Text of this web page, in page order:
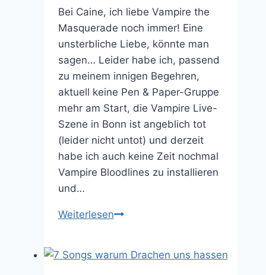
Bei Caine, ich liebe Vampire the
Masquerade noch immer! Eine
unsterbliche Liebe, könnte man
sagen… Leider habe ich, passend
zu meinem innigen Begehren,
aktuell keine Pen & Paper-Gruppe
mehr am Start, die Vampire Live-
Szene in Bonn ist angeblich tot
(leider nicht untot) und derzeit
habe ich auch keine Zeit nochmal
Vampire Bloodlines zu installieren
und…
WeiterlesenTop
von